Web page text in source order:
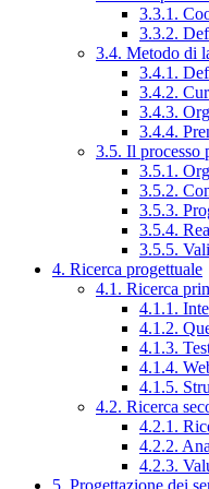
3.3.1.
3.3.2.
3.4. Metodo di
3.4.1.
3.4.2.
3.4.3.
3.4.4.
3.5. Il processo
3.5.1.
3.5.2.
3.5.3.
3.5.4.
3.5.5.
4. Ricerca progettuale
4.1. Ricerca
4.1.1.
4.1.2.
4.1.3.
4.1.4.
4.1.5.
4.2. Ricerca
4.2.1.
4.2.2.
4.2.3.
5. Progettazione dei